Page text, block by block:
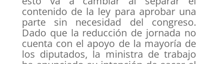
contenido de la ley para aprobar una
parte sin necesidad del congreso.
Dado que la reducción de jornada no
cuenta con el apoyo de la mayoría de
los diputados, la ministra de trabajo